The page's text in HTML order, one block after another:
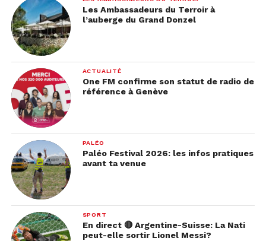
Les Ambassadeurs du Terroir à
l’auberge du Grand Donzel
ACTUALITÉ
One FM confirme son statut de radio de
référence à Genève
PALÉO
Paléo Festival 2026: les infos pratiques
avant ta venue
SPORT
En direct 🔴 Argentine-Suisse: La Nati
peut-elle sortir Lionel Messi?